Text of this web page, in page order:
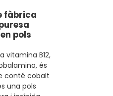
fàbrica
pols
vitamina B12,
és
conté cobalt
una pols